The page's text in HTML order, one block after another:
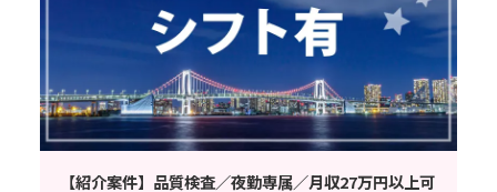
【紹介案件】品質検査／夜勤専属／月収27万円以上可